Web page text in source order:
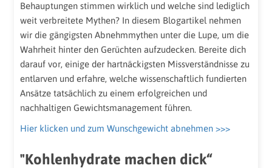
Behauptungen stimmen wirklich und welche sind lediglich
weit verbreitete Mythen? In diesem Blogartikel nehmen
wir die gängigsten Abnehmmythen unter die Lupe, um die
Wahrheit hinter den Gerüchten aufzudecken. Bereite dich
darauf vor, einige der hartnäckigsten Missverständnisse zu
entlarven und erfahre, welche wissenschaftlich fundierten
Ansätze tatsächlich zu einem erfolgreichen und
nachhaltigen Gewichtsmanagement führen.
Hier klicken und zum Wunschgewicht abnehmen >>>
"Kohlenhydrate machen dick“